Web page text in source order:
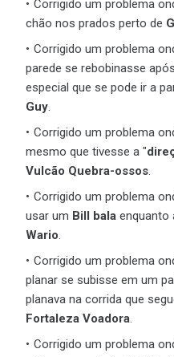
Corrigido um problema
chão nos prados perto de
Corrigido um problema
parede se rebobinasse
especial que se pode ir a
Guy.
Corrigido um problema
mesmo que tivesse a "
Vulcão Quebra-ossos.
Corrigido um problema
usar um Bill bala enquanto
Wario.
Corrigido um problema
planar se subisse em um
planava na corrida que
Fortaleza Voadora.
Corrigido um problema